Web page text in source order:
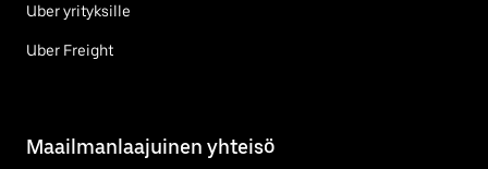
Uber yrityksille
Uber Freight
Maailmanlaajuinen yhteisö